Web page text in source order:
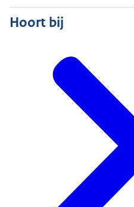
Hoort bij